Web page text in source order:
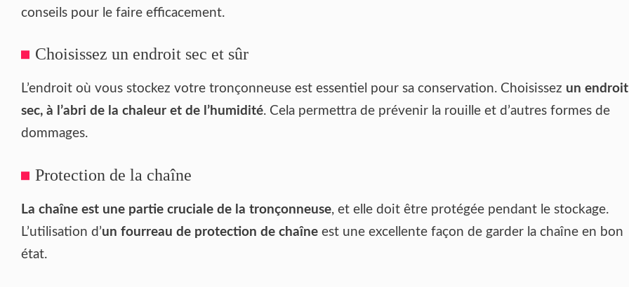
conseils pour le faire efficacement.
Choisissez un endroit sec et sûr
L’endroit où vous stockez votre tronçonneuse est essentiel pour sa conservation. Choisissez un endroit
sec, à l’abri de la chaleur et de l’humidité. Cela permettra de prévenir la rouille et d’autres formes de
dommages.
Protection de la chaîne
La chaîne est une partie cruciale de la tronçonneuse, et elle doit être protégée pendant le stockage.
L’utilisation d’un fourreau de protection de chaîne est une excellente façon de garder la chaîne en bon
état.